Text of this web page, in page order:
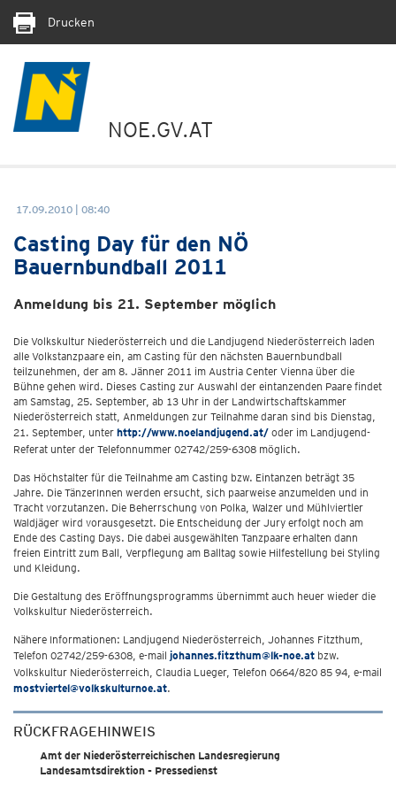
Drucken
NOE.GV.AT
17.09.2010 | 08:40
Casting Day für den NÖ
Bauernbundball 2011
Anmeldung bis 21. September möglich
Die Volkskultur Niederösterreich und die Landjugend Niederösterreich laden
alle Volkstanzpaare ein, am Casting für den nächsten Bauernbundball
teilzunehmen, der am 8. Jänner 2011 im Austria Center Vienna über die
Bühne gehen wird. Dieses Casting zur Auswahl der eintanzenden Paare findet
am Samstag, 25. September, ab 13 Uhr in der Landwirtschaftskammer
Niederösterreich statt, Anmeldungen zur Teilnahme daran sind bis Dienstag,
21. September, unter http://www.noelandjugend.at/ oder im Landjugend-
Referat unter der Telefonnummer 02742/259-6308 möglich.
Das Höchstalter für die Teilnahme am Casting bzw. Eintanzen beträgt 35
Jahre. Die TänzerInnen werden ersucht, sich paarweise anzumelden und in
Tracht vorzutanzen. Die Beherrschung von Polka, Walzer und Mühlviertler
Waldjäger wird vorausgesetzt. Die Entscheidung der Jury erfolgt noch am
Ende des Casting Days. Die dabei ausgewählten Tanzpaare erhalten dann
freien Eintritt zum Ball, Verpflegung am Balltag sowie Hilfestellung bei Styling
und Kleidung.
Die Gestaltung des Eröffnungsprogramms übernimmt auch heuer wieder die
Volkskultur Niederösterreich.
Nähere Informationen: Landjugend Niederösterreich, Johannes Fitzthum,
Telefon 02742/259-6308, e-mail johannes.fitzthum@lk-noe.at bzw.
Volkskultur Niederösterreich, Claudia Lueger, Telefon 0664/820 85 94, e-mail
mostviertel@volkskulturnoe.at.
RÜCKFRAGEHINWEIS
Amt der Niederösterreichischen Landesregierung
Landesamtsdirektion - Pressedienst